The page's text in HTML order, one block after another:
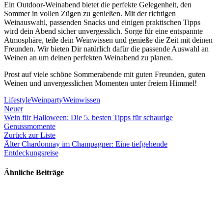
Ein Outdoor-Weinabend bietet die perfekte Gelegenheit, den
Sommer in vollen Zügen zu genießen. Mit der richtigen
Weinauswahl, passenden Snacks und einigen praktischen Tipps
wird dein Abend sicher unvergesslich. Sorge für eine entspannte
Atmosphäre, teile dein Weinwissen und genieße die Zeit mit deinen
Freunden. Wir bieten Dir natürlich dafür die passende Auswahl an
Weinen an um deinen perfekten Weinabend zu planen.
Prost auf viele schöne Sommerabende mit guten Freunden, guten
Weinen und unvergesslichen Momenten unter freiem Himmel!
LifestyleWeinpartyWeinwissen
Neuer
Wein für Halloween: Die 5. besten Tipps für schaurige
Genussmomente
Zurück zur Liste
Älter Chardonnay im Champagner: Eine tiefgehende
Entdeckungsreise
Ähnliche Beiträge